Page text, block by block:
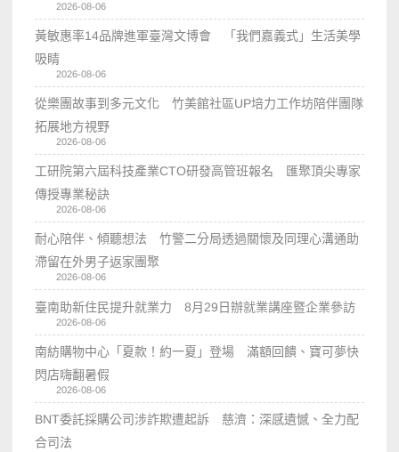
2026-08-06
黃敏惠率14品牌進軍臺灣文博會 「我們嘉義式」生活美學
吸睛
2026-08-06
從樂團故事到多元文化 竹美館社區UP培力工作坊陪伴團隊
拓展地方視野
2026-08-06
工研院第六屆科技產業CTO研發高管班報名 匯聚頂尖專家
傳授專業秘訣
2026-08-06
耐心陪伴、傾聽想法 竹警二分局透過關懷及同理心溝通助
滯留在外男子返家團聚
2026-08-06
臺南助新住民提升就業力 8月29日辦就業講座暨企業參訪
2026-08-06
南紡購物中心「夏款！約一夏」登場 滿額回饋、寶可夢快
閃店嗨翻暑假
2026-08-06
BNT委託採購公司涉詐欺遭起訴 慈濟：深感遺憾、全力配
合司法